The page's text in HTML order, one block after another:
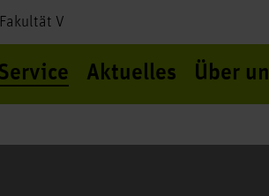
Fakultät V
Aktuelles Über